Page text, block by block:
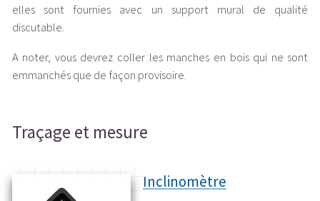
elles sont fournies avec un support mural de qualité
discutable.
A noter, vous devrez coller les manches en bois qui ne sont
emmanchés que de façon provisoire.
Traçage et mesure
Inclinomètre